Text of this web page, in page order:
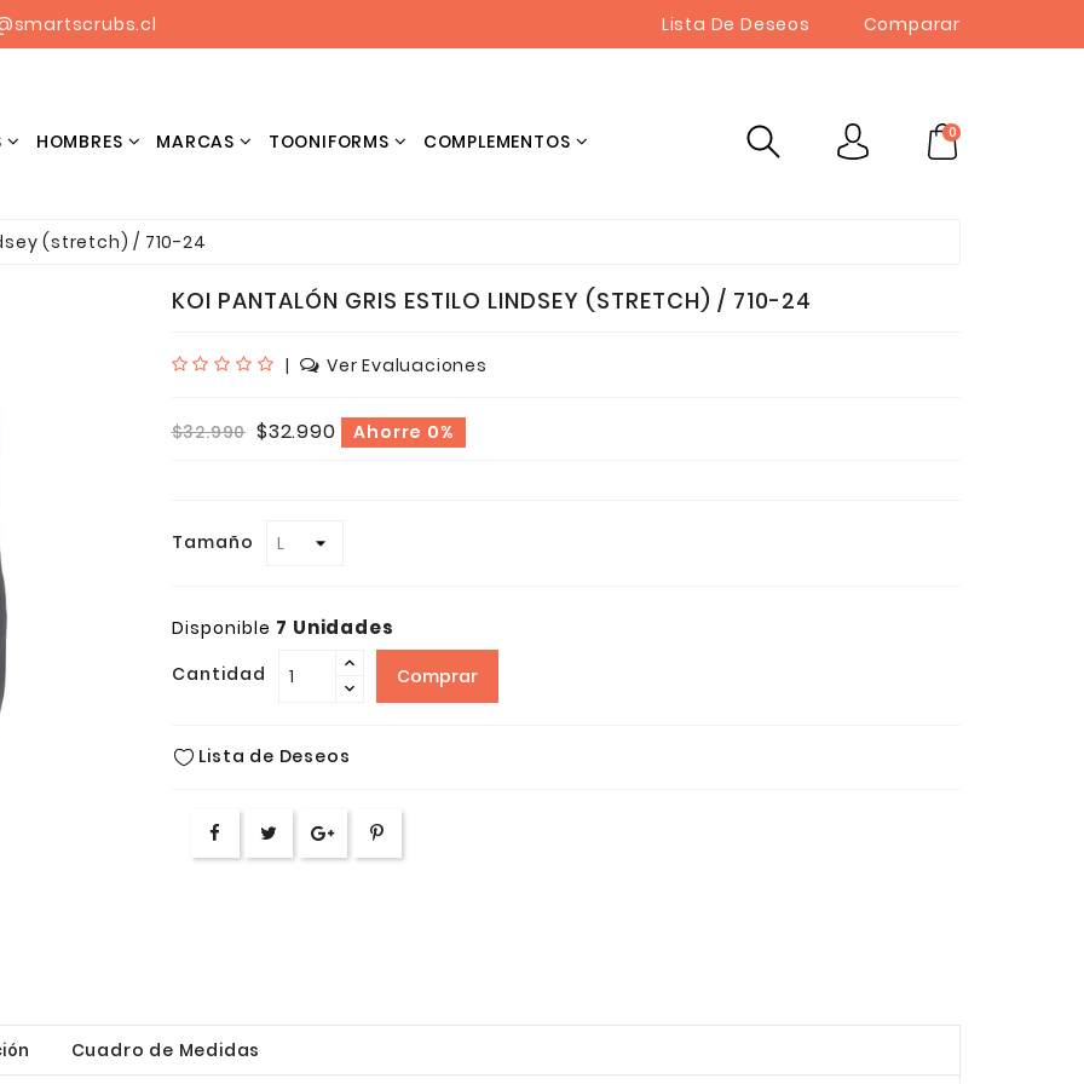
Lista De Deseos Comparar
HOMBRES MARCAS TOONIFORMS COMPLEMENTOS 0
(stretch) / 710-24
KOI PANTALÓN GRIS ESTILO LINDSEY (STRETCH) / 710-24
| Ver Evaluaciones
$32.990 $32.990 Ahorre 0%
Tamaño
Disponible 7 Unidades
Cantidad Comprar
Lista de Deseos
Cuadro de Medidas